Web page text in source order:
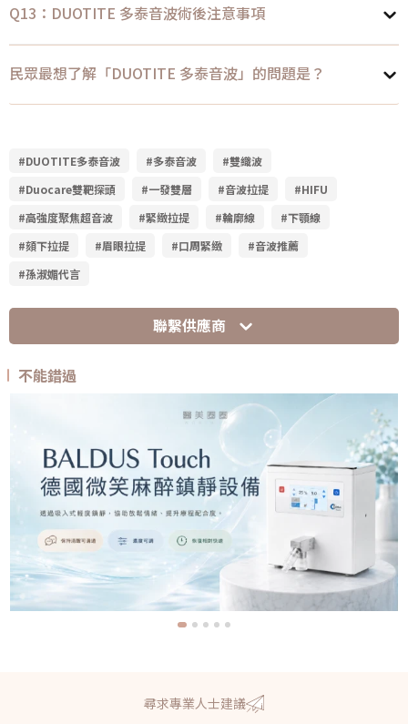
Q13：DUOTITE 多泰音波術後注意事項
民眾最想了解「DUOTITE 多泰音波」的問題是？
#DUOTITE多泰音波 #多泰音波
#雙織波
#Duocare雙靶探頭
#一發雙層 #音波拉提
#HIFU
#高強度聚焦超音波
#緊緻拉提 #輪廓線
#下顎線
#頦下拉提
#眉眼拉提 #口周緊緻
#音波推薦
#孫淑媚代言
聯繫供應商
不能錯過
尋求專業人士建議